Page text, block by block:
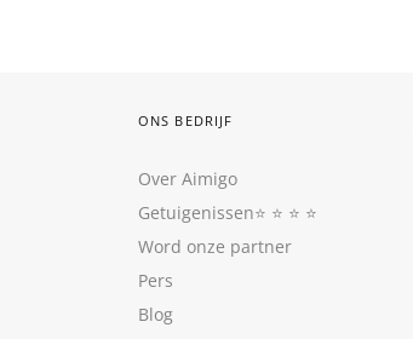
ONS BEDRIJF
Over Aimigo
Getuigenissen⭐️ ⭐️ ⭐️ ⭐️
Word onze partner
Pers
Blog